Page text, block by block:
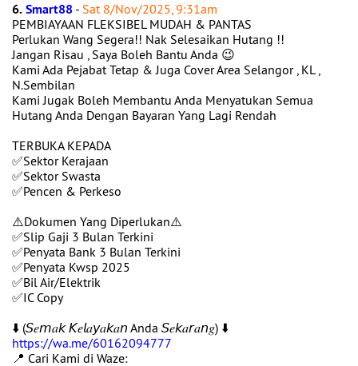
6.Smart88 - Sat 8/Nov/2025, 9:31am
PEMBIAYAAN FLEKSIBEL MUDAH & PANTAS
Perlukan Wang Segera!! Nak Selesaikan Hutang !!
Jangan Risau , Saya Boleh Bantu Anda 😉
Kami Ada Pejabat Tetap & Juga Cover Area Selangor , KL ,
N.Sembilan
Kami Jugak Boleh Membantu Anda Menyatukan Semua
Hutang Anda Dengan Bayaran Yang Lagi Rendah
TERBUKA KEPADA
✅Sektor Kerajaan
✅Sektor Swasta
✅Pencen & Perkeso
⚠️Dokumen Yang Diperlukan⚠️
✅Slip Gaji 3 Bulan Terkini
✅Penyata Bank 3 Bulan Terkini
✅Penyata Kwsp 2025
✅Bil Air/Elektrik
✅IC Copy
⬇️ (𝘚𝑒𝘮𝑎𝘬 𝘒𝑒𝘭𝑎𝘺𝑎𝘬𝑎𝘯 Anda 𝘚𝑒𝘬𝑎𝘳𝑎𝘯𝑔) ⬇️
https://wa.me/60162094777
📍 Cari Kami di Waze: